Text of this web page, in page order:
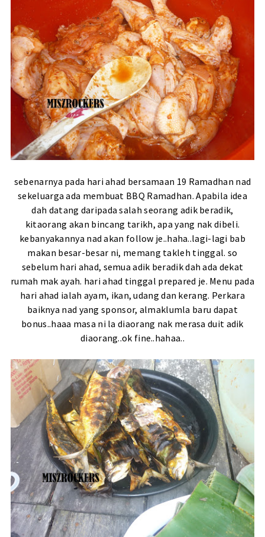
sebenarnya pada hari ahad bersamaan 19 Ramadhan nad
sekeluarga ada membuat BBQ Ramadhan. Apabila idea
dah datang daripada salah seorang adik beradik,
kitaorang akan bincang tarikh, apa yang nak dibeli.
kebanyakannya nad akan follow je..haha..lagi-lagi bab
makan besar-besar ni, memang takleh tinggal. so
sebelum hari ahad, semua adik beradik dah ada dekat
rumah mak ayah. hari ahad tinggal prepared je. Menu pada
hari ahad ialah ayam, ikan, udang dan kerang. Perkara
baiknya nad yang sponsor, almaklumla baru dapat
bonus..haaa masa ni la diaorang nak merasa duit adik
diaorang..ok fine..hahaa..